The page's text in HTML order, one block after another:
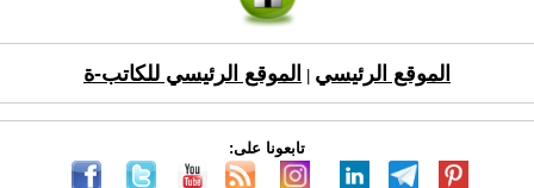
الموقع الرئيسي الموقع الرئيسي للكاتب-ة
تابعونا على: